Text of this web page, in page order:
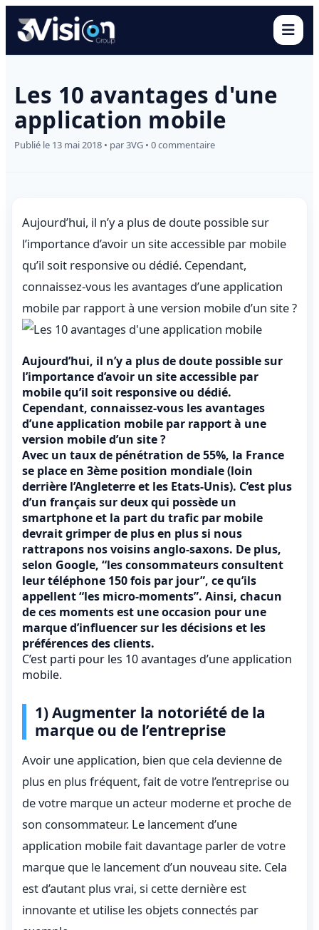
Les 10 avantages d'une
application mobile
Publié le 13 mai 2018 • par 3VG • 0 commentaire
Aujourd’hui, il n’y a plus de doute possible sur
l’importance d’avoir un site accessible par mobile
qu’il soit responsive ou dédié. Cependant,
connaissez-vous les avantages d’une application
mobile par rapport à une version mobile d’un site ?
Aujourd’hui, il n’y a plus de doute possible sur
l’importance d’avoir un site accessible par
mobile qu’il soit responsive ou dédié.
Cependant, connaissez-vous les avantages
d’une application mobile par rapport à une
version mobile d’un site ?
Avec un taux de pénétration de 55%, la France
se place en 3ème position mondiale (loin
derrière l’Angleterre et les Etats-Unis). C’est plus
d’un français sur deux qui possède un
smartphone et la part du trafic par mobile
devrait grimper de plus en plus si nous
rattrapons nos voisins anglo-saxons. De plus,
selon Google, “les consommateurs consultent
leur téléphone 150 fois par jour”, ce qu’ils
appellent “les micro-moments”. Ainsi, chacun
de ces moments est une occasion pour une
marque d’influencer sur les décisions et les
préférences des clients.
C’est parti pour les 10 avantages d’une application
mobile.
1) Augmenter la notoriété de la
marque ou de l’entreprise
Avoir une application, bien que cela devienne de
plus en plus fréquent, fait de votre l’entreprise ou
de votre marque un acteur moderne et proche de
son consommateur. Le lancement d’une
application mobile fait davantage parler de votre
marque que le lancement d’un nouveau site. Cela
est d’autant plus vrai, si cette dernière est
innovante et utilise les objets connectés par